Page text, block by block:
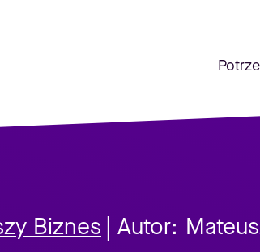
Biznes | Autor: